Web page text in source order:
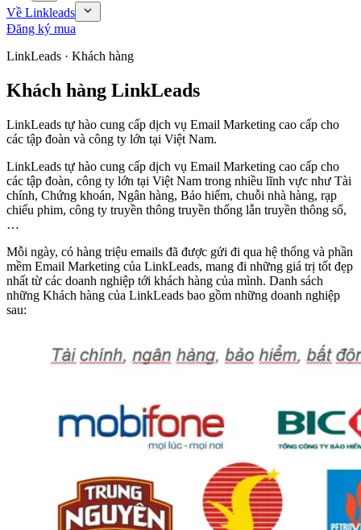
Về Linkleads
Đăng ký mua
LinkLeads · Khách hàng
Khách hàng LinkLeads
LinkLeads tự hào cung cấp dịch vụ Email Marketing cao cấp cho
các tập đoàn và công ty lớn tại Việt Nam.
LinkLeads tự hào cung cấp dịch vụ Email Marketing cao cấp cho
các tập đoàn, công ty lớn tại Việt Nam trong nhiều lĩnh vực như Tài
chính, Chứng khoán, Ngân hàng, Bảo hiểm, chuỗi nhà hàng, rạp
chiếu phim, công ty truyền thông truyền thống lẫn truyền thông số,
…
Mỗi ngày, có hàng triệu emails đã được gửi đi qua hệ thống và phần
mềm Email Marketing của LinkLeads, mang đi những giá trị tốt đẹp
nhất từ các doanh nghiệp tới khách hàng của mình. Danh sách
những Khách hàng của LinkLeads bao gồm những doanh nghiệp
sau: